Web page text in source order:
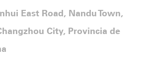
East Road, Nandu Town,
City, Provincia de